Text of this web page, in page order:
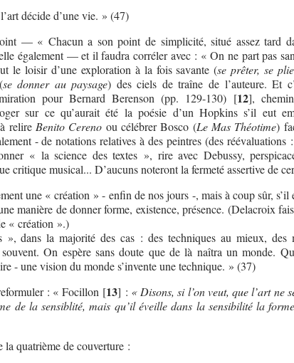
décide d’une vie. » (47)
— « Chacun a son point de simplicité, situé assez tard
également — et il faudra corréler avec : « On ne part pas
le loisir d’une exploration à la fois savante (se prêter, se
se donner au paysage) des ciels de traîne de l’auteure. Et
pour Bernard Berenson (pp. 129-130) [12],
sur ce qu’aurait été la poésie d’un Hopkins s’il eut
relire Benito Cereno ou célébrer Bosco (Le Mas Théotime)
- de notations relatives à des peintres (des réévaluations
« la science des textes », rire avec Debussy,
critique musical... D’aucuns noteront la fermeté assertive de
une « création » - enfin de nos jours -, mais à coup sûr, s’il
manière de donner forme, existence, présence. (Delacroix
« création ».)
», dans la majorité des cas : des techniques au mieux, des
On espère sans doute que de là naîtra un monde.
- une vision du monde s’invente une technique. » (37)
: « Focillon [13] : « Disons, si l’on veut, que l’art ne
de la sensiblité, mais qu’il éveille dans la sensibilité la
la quatrième de couverture :